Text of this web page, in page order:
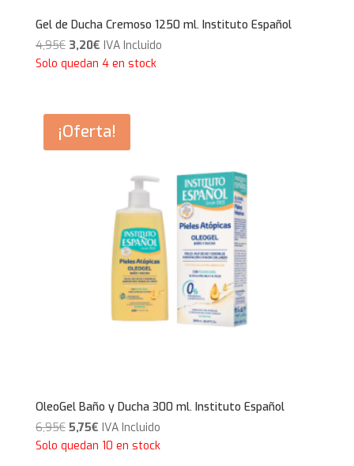
Gel de Ducha Cremoso 1250 ml. Instituto Español
4,95€ El
precio
4,95€.
3,20€El
precio
3,20€.
IVA Incluido
Solo quedan 4 en stock
¡Oferta!
OleoGel Baño y Ducha 300 ml. Instituto Español
6,95€ El
precio
5,75€El
precio
IVA Incluido
Solo quedan 10 en stock